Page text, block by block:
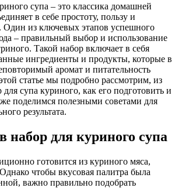
супа – это классика домашней
в себе простоту, пользу и
из ключевых этапов успешного
– правильный выбор и использование
Такой набор включает в себя
ингредиенты и продукты, которые в
аромат и питательность
статье мы подробно рассмотрим, из
для супа куриного, как его подготовить и
поделимся полезными советами для
результата.
набор для куриного супа
готовится из куриного мяса,
чтобы вкусовая палитра была
важно правильно подобрать